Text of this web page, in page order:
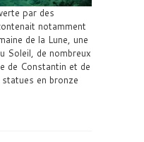
par des
notamment
de la Lune, une
Soleil, de nombreux
de Constantin et de
en bronze